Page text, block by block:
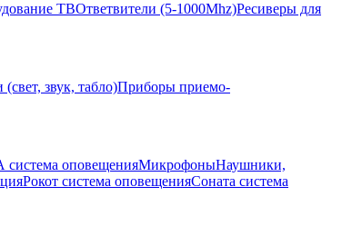
ТВОтветвители (5-1000Mhz)Ресиверы для
звук, табло)Приборы приемо-
оповещенияМикрофоныНаушники,
Рокот система оповещенияСоната система